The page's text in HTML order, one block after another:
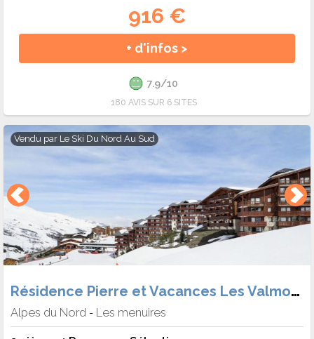
916 €
+ d'infos >
7.9/10
180 AVIS SUR 6 SITES
Vendu par Le Ski Du Nord Au Sud
Résidence Pierre et Vacances Les Valmonts
Alpes du Nord - Les menuires